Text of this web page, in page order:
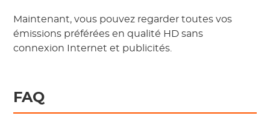
Maintenant, vous pouvez regarder toutes vos
émissions préférées en qualité HD sans
connexion Internet et publicités.
FAQ